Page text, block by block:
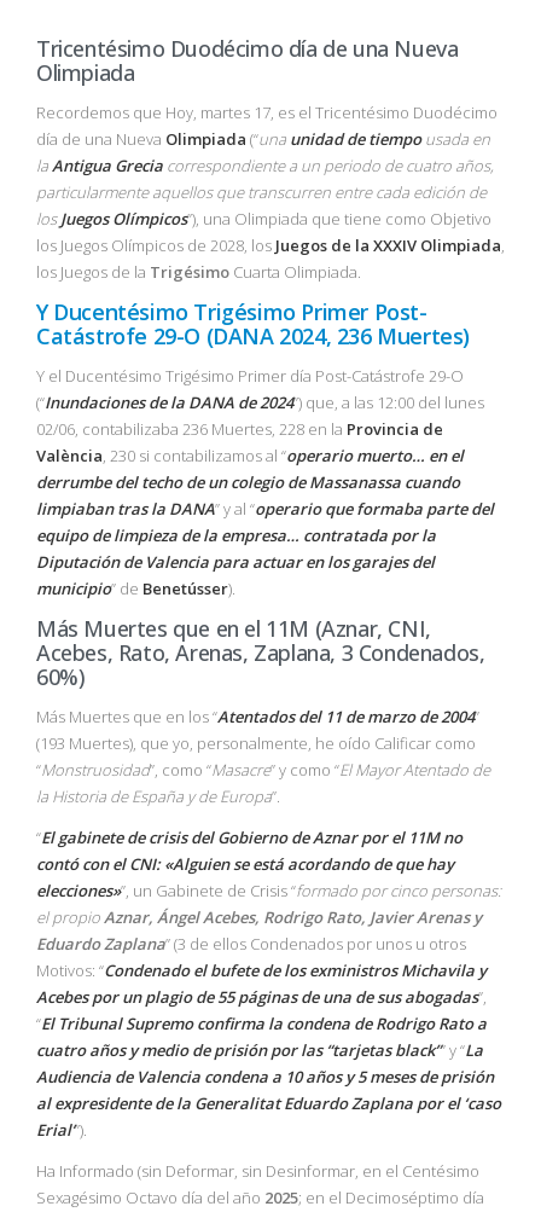
Tricentésimo Duodécimo día de una Nueva
Olimpiada
Recordemos que Hoy, martes 17, es el Tricentésimo Duodécimo
día de una Nueva Olimpiada (“una unidad de tiempousada en
laAntigua Grecia correspondiente a un periodo de cuatro años,
particularmente aquellos que transcurren entre cada edición de
losJuegos Olímpicos”), una Olimpiada que tiene como Objetivo
los Juegos Olímpicos de 2028, los Juegos de la XXXIV Olimpiada,
los Juegos de la Trigésimo Cuarta Olimpiada.
Y Ducentésimo Trigésimo Primer Post-
Catástrofe 29-O (DANA 2024, 236 Muertes)
Y el Ducentésimo Trigésimo Primer día Post-Catástrofe 29-O
(“Inundaciones de la DANA de 2024”) que, a las 12:00 del lunes
02/06, contabilizaba 236 Muertes, 228 en la Provincia de
València, 230 si contabilizamos al “operario muerto… en el
derrumbe del techo de un colegio de Massanassa cuando
limpiaban tras la DANA” y al “operario que formaba parte del
equipo de limpieza de la empresa… contratada por la
Diputación de Valencia para actuar en los garajes del
municipio” de Benetússer).
Más Muertes que en el 11M (Aznar, CNI,
Acebes, Rato, Arenas, Zaplana, 3 Condenados,
60%)
Más Muertes que en los “Atentados del 11 de marzo de 2004”
(193 Muertes), que yo, personalmente, he oído Calificar como
“Monstruosidad”, como “Masacre” y como “El Mayor Atentado de
la Historia de España y de Europa”.
“El gabinete de crisis del Gobierno de Aznar por el 11M no
contó con el CNI: «Alguien se está acordando de que hay
elecciones»”, un Gabinete de Crisis “formado por cinco personas:
el propioAznar, Ángel Acebes, Rodrigo Rato, Javier Arenas y
Eduardo Zaplana” (3 de ellos Condenados por unos u otros
Motivos: “Condenado el bufete de los exministros Michavila y
Acebes por un plagio de 55 páginas de una de sus abogadas”,
“El Tribunal Supremo confirma la condena de Rodrigo Rato a
cuatro años y medio de prisión por las “tarjetas black”” y “La
Audiencia de Valencia condena a 10 años y 5 meses de prisión
al expresidente de la Generalitat Eduardo Zaplana por el ‘caso
Erial’”).
Ha Informado (sin Deformar, sin Desinformar, en el Centésimo
Sexagésimo Octavo día del año 2025; en el Decimoséptimo día